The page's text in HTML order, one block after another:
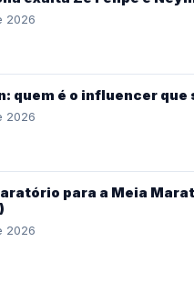
2026
quem é o influencer
2026
para a Meia
2026